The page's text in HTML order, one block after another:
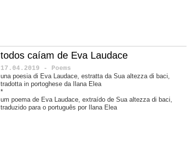
todos caíam de Eva Laudace
17.04.2019 - Poems
una poesia di Eva Laudace, estratta da Sua altezza di baci,
tradotta in portoghese da
Ilana Elea
*
um poema de Eva Laudace, extraído de Sua altezza di baci
traduzido para o português por Ilana Elea